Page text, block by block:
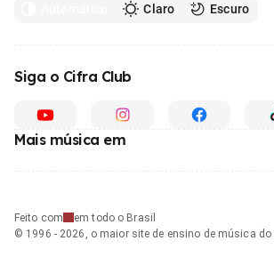
Claro Escuro
Siga o Cifra Club
Mais música em
Feito com
em todo o Brasil
© 1996 - 2026, o maior site de ensino de música do